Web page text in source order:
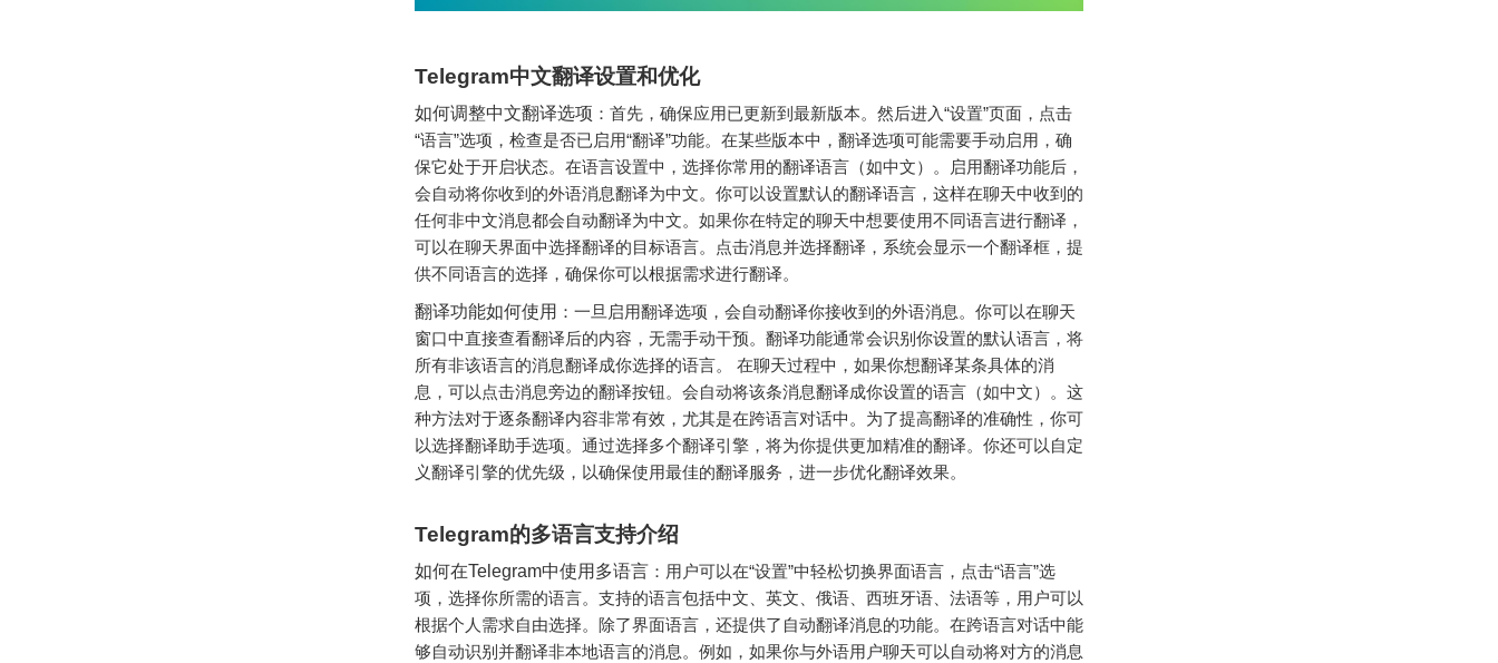
Telegram中文翻译设置和优化
如何调整中文翻译选项 ：首先，确保应用已更新到最新版本。然后进入“设置”页面，点击
“语言”选项，检查是否已启用“翻译”功能。在某些版本中，翻译选项可能需要手动启用，确
保它处于开启状态。在语言设置中，选择你常用的翻译语言（如中文）。启用翻译功能后，
会自动将你收到的外语消息翻译为中文。你可以设置默认的翻译语言，这样在聊天中收到的
任何非中文消息都会自动翻译为中文。如果你在特定的聊天中想要使用不同语言进行翻译，
可以在聊天界面中选择翻译的目标语言。点击消息并选择翻译，系统会显示一个翻译框，提
供不同语言的选择，确保你可以根据需求进行翻译。
翻译功能如何使用 ：一旦启用翻译选项，会自动翻译你接收到的外语消息。你可以在聊天
窗口中直接查看翻译后的内容，无需手动干预。翻译功能通常会识别你设置的默认语言，将
所有非该语言的消息翻译成你选择的语言。 在聊天过程中，如果你想翻译某条具体的消
息，可以点击消息旁边的翻译按钮。会自动将该条消息翻译成你设置的语言（如中文）。这
种方法对于逐条翻译内容非常有效，尤其是在跨语言对话中。为了提高翻译的准确性，你可
以选择翻译助手选项。通过选择多个翻译引擎，将为你提供更加精准的翻译。你还可以自定
义翻译引擎的优先级，以确保使用最佳的翻译服务，进一步优化翻译效果。
Telegram的多语言支持介绍
如何在Telegram中使用多语言 ：用户可以在“设置”中轻松切换界面语言，点击“语言”选
项，选择你所需的语言。支持的语言包括中文、英文、俄语、西班牙语、法语等，用户可以
根据个人需求自由选择。除了界面语言，还提供了自动翻译消息的功能。在跨语言对话中能
够自动识别并翻译非本地语言的消息。例如，如果你与外语用户聊天可以自动将对方的消息